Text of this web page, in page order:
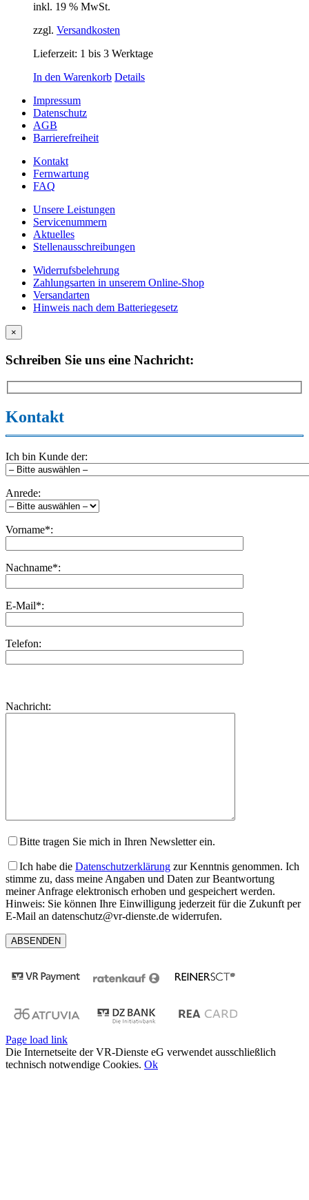
inkl. 19 % MwSt.
zzgl. Versandkosten
Lieferzeit: 1 bis 3 Werktage
In den Warenkorb Details
Impressum
Datenschutz
AGB
Barrierefreiheit
Kontakt
Fernwartung
FAQ
Unsere Leistungen
Servicenummern
Aktuelles
Stellenausschreibungen
Widerrufsbelehrung
Zahlungsarten in unserem Online-Shop
Versandarten
Hinweis nach dem Batteriegesetz
×
Schreiben Sie uns eine Nachricht:
Kontakt
Ich bin Kunde der:
Anrede:
Vorname*:
Nachname*:
E-Mail*:
Telefon:
dieses
lasse
Nachricht:
Bitte tragen Sie mich in Ihren Newsletter ein.
Ich habe die Datenschutzerklärung zur Kenntnis genommen. Ich
stimme zu, dass meine Angaben und Daten zur Beantwortung
meiner Anfrage elektronisch erhoben und gespeichert werden.
Hinweis: Sie können Ihre Einwilligung jederzeit für die Zukunft per
E-Mail an datenschutz@vr-dienste.de widerrufen.
Page load link
Die Internetseite der VR-Dienste eG verwendet ausschließlich
technisch notwendige Cookies. Ok